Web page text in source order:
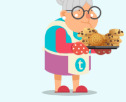
Jetzt anmelden
auf „Jetzt anmelden“ stimmen Sie
einer Messung des E-Mail-
ist jederzeit möglich. Weitere
unseren
* Pflichtfeld